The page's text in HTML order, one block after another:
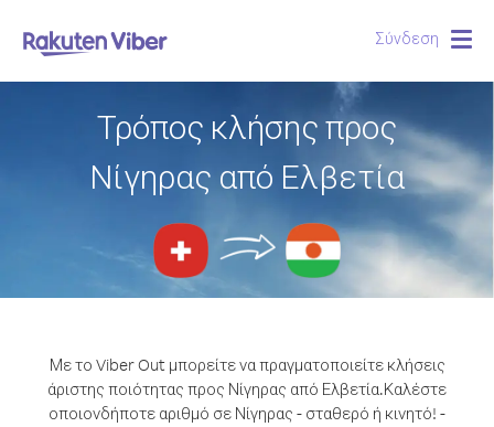
Σύνδεση
Τρόπος κλήσης προς
Νίγηρας από Ελβετία
Με το Viber Out μπορείτε να πραγματοποιείτε κλήσεις
άριστης ποιότητας προς Νίγηρας από Ελβετία.Καλέστε
οποιονδήποτε αριθμό σε Νίγηρας - σταθερό ή κινητό! -